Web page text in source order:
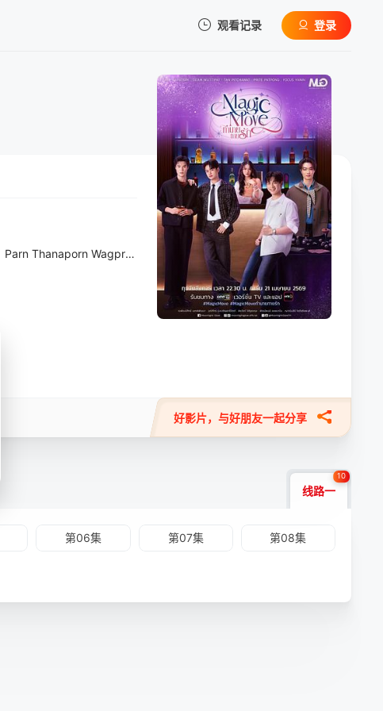
观看记录
暂无观看影片的记录
登录
Parn Thanaporn Wagprayoon
好影片，与好朋友一起分享
线路一
10
第06集 第07集 第08集